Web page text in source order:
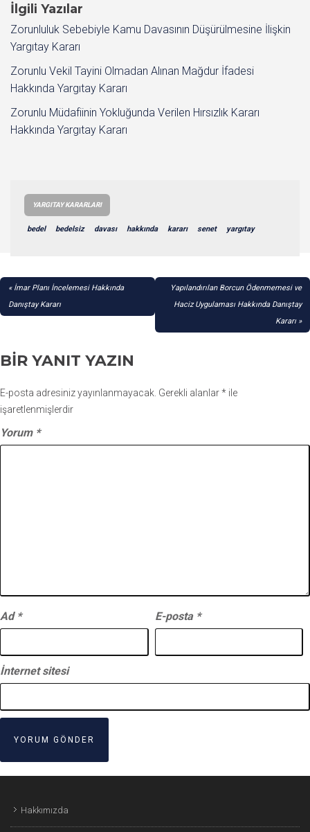
İlgili Yazılar
Zorunluluk Sebebiyle Kamu Davasının Düşürülmesine İlişkin
Yargıtay Kararı
Zorunlu Vekil Tayini Olmadan Alınan Mağdur İfadesi
Hakkında Yargıtay Kararı
Zorunlu Müdafiinin Yokluğunda Verilen Hırsızlık Kararı
Hakkında Yargıtay Kararı
YARGITAY KARARLARI
bedel bedelsiz davası hakkında kararı senet yargıtay
YAZI
GEZINMESI
İmar Planı İncelemesi Hakkında
Danıştay Kararı
Yapılandırılan Borcun Ödenmemesi ve
Haciz Uygulaması Hakkında Danıştay
Kararı
BIR YANIT YAZIN
E-posta adresiniz yayınlanmayacak. Gerekli alanlar* ile
işaretlenmişlerdir
Yorum *
Ad * E-posta *
İnternet sitesi
Hakkımızda